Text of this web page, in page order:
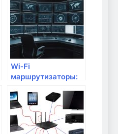
Wi-Fi
маршрутизаторы:
перед покупкой